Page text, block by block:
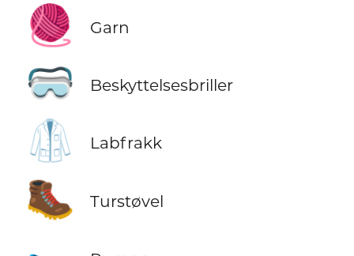
🧶 Garn
🥽 Beskyttelsesbriller
🥼 Labfrakk
🥾 Turstøvel